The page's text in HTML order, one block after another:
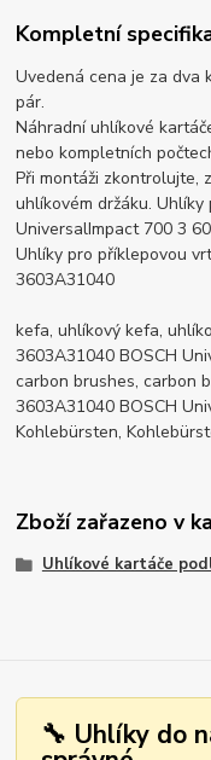
Kompletní
Uvedená cena je za dva
pár.
Náhradní uhlíkové
nebo kompletních
Při montáži zkontrolujte,
uhlíkovém držáku.
UniversalImpact 700 3
Uhlíky pro příklepovou
3603A31040
kefa, uhlíkový kefa,
3603A31040 BOSCH
carbon brushes, carbon
3603A31040 BOSCH
Kohlebürsten,
Zboží zařazeno v
Uhlíkové kartáče
🔧 Uhlíky do